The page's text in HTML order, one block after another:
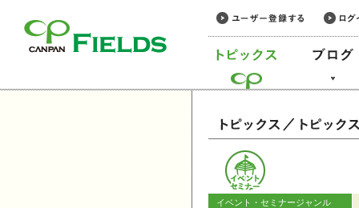
カテゴリー
イベント・セミナージャンル